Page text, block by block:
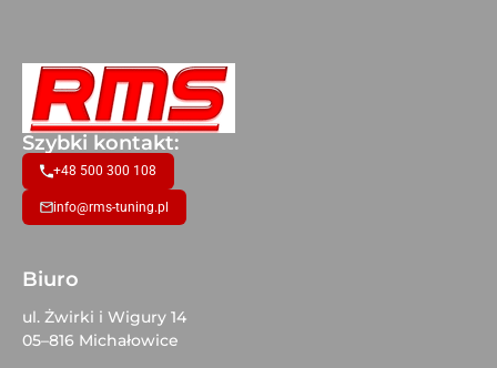
Szybki kontakt:
+48 500 300 108
info@rms-tuning.pl
Biuro
ul. Żwirki i Wigury 14
05–816 Michałowice